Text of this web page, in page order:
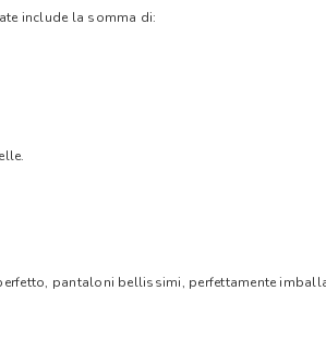
include la somma di:
pantaloni bellissimi, perfettamente